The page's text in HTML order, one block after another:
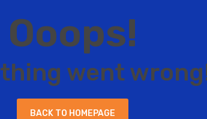
Ooops!
thing went wrong
BACK TO HOM EPAG E